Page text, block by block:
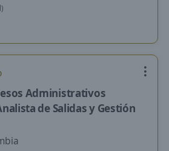
Administrativos
de Salidas y Gestión